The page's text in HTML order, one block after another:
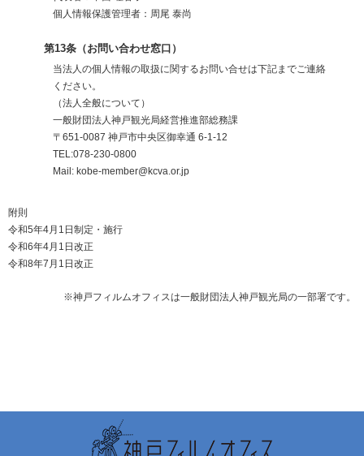
個人情報保護管理者：周尾 泰尚
第13条（お問い合わせ窓口）
当法人の個人情報の取扱に関するお問い合せは下記までご連絡
ください。
（法人全般について）
一般財団法人神戸観光局経営推進部総務課
〒651-0087 神戸市中央区御幸通 6-1-12
TEL:078-230-0800
Mail: kobe-member@kcva.or.jp
附則
令和5年4月1日制定・施行
令和6年4月1日改正
令和8年7月1日改正
※神戸フィルムオフィスは一般財団法人神戸観光局の一部署です。